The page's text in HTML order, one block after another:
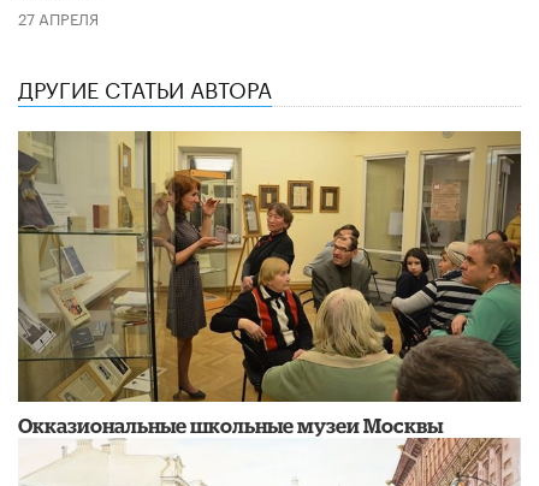
27 АПРЕЛЯ
ДРУГИЕ СТАТЬИ АВТОРА
​Окказиональные школьные музеи Москвы